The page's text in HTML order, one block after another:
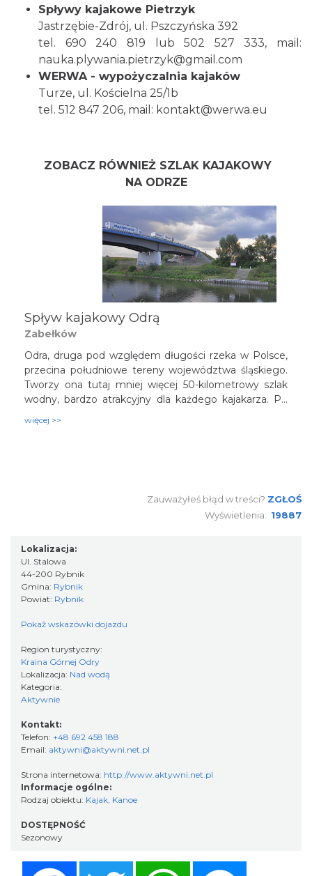
Spływy kajakowe Pietrzyk
Jastrzębie-Zdrój, ul. Pszczyńska 392
tel. 690 240 819 lub 502 527 333, mail:
nauka.plywania.pietrzyk@gmail.com
WERWA - wypożyczalnia kajaków
Turze, ul. Kościelna 25/1b
tel. 512 847 206, mail: kontakt@werwa.eu
ZOBACZ RÓWNIEŻ SZLAK KAJAKOWY
NA ODRZE
Spływ kajakowy Odrą
Zabełków
Odra, druga pod względem długości rzeka w Polsce,
przecina południowe tereny województwa śląskiego.
Tworzy ona tutaj mniej więcej 50-kilometrowy szlak
wodny, bardzo atrakcyjny dla każdego kajakarza. Po
Zabełkowie, można jednak za punkt startu wybrać
więcej >>
Zauważyłeś błąd w treści? ZGŁOŚ
Wyświetlenia: 19887
Lokalizacja:
Ul. Stalowa
44-200 Rybnik
Gmina: Rybnik
Powiat: Rybnik
Pokaż wskazówki dojazdu
Region turystyczny:
Kraina Górnej Odry
Lokalizacja: Nad wodą
Kategoria:
Aktywnie
Kontakt:
Telefon: +48 692 458 188
Email: aktywni@aktywni.net.pl
Strona internetowa: http://www.aktywni.net.pl
Informacje ogólne:
Rodzaj obiektu: Kajak, Kanoe
DOSTĘPNOŚĆ
Sezonowy
Twitter WhatsApp